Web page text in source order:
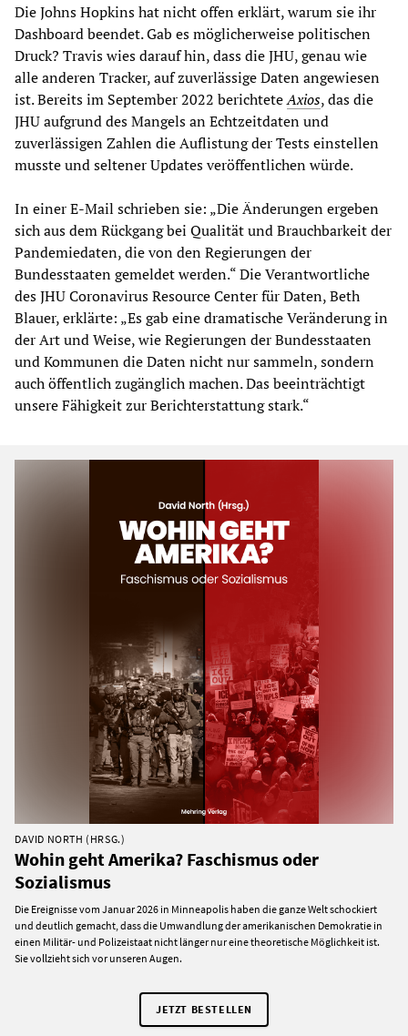
Die Johns Hopkins hat nicht offen erklärt, warum sie ihr
Dashboard beendet. Gab es möglicherweise politischen
Druck? Travis wies darauf hin, dass die JHU, genau wie
alle anderen Tracker, auf zuverlässige Daten angewiesen
ist. Bereits im September 2022 berichteteAxios, das die
JHU aufgrund des Mangels an Echtzeitdaten und
zuverlässigen Zahlen die Auflistung der Tests einstellen
musste und seltener Updates veröffentlichen würde.
In einer E-Mail schrieben sie: „Die Änderungen ergeben
sich aus dem Rückgang bei Qualität und Brauchbarkeit der
Pandemiedaten, die von den Regierungen der
Bundesstaaten gemeldet werden.“ Die Verantwortliche
des JHU Coronavirus Resource Center für Daten, Beth
Blauer, erklärte: „Es gab eine dramatische Veränderung in
der Art und Weise, wie Regierungen der Bundesstaaten
und Kommunen die Daten nicht nur sammeln, sondern
auch öffentlich zugänglich machen. Das beeinträchtigt
unsere Fähigkeit zur Berichterstattung stark.“
DAVID NORTH (HRSG.)
Wohin geht Amerika? Faschismus oder
Sozialismus
Die Ereignisse vom Januar 2026 in Minneapolis haben die ganze Welt schockiert
und deutlich gemacht, dass die Umwandlung der amerikanischen Demokratie in
einen Militär- und Polizeistaat nicht länger nur eine theoretische Möglichkeit ist.
Sie vollzieht sich vor unseren Augen.
JETZT BESTELLEN